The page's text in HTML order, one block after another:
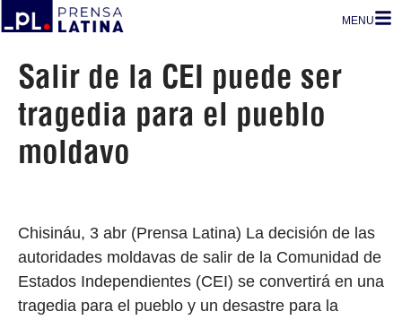
MENU
Salir de la CEI puede ser
tragedia para el pueblo
moldavo
Chisináu, 3 abr (Prensa Latina) La decisión de las
autoridades moldavas de salir de la Comunidad de
Estados Independientes (CEI) se convertirá en una
tragedia para el pueblo y un desastre para la